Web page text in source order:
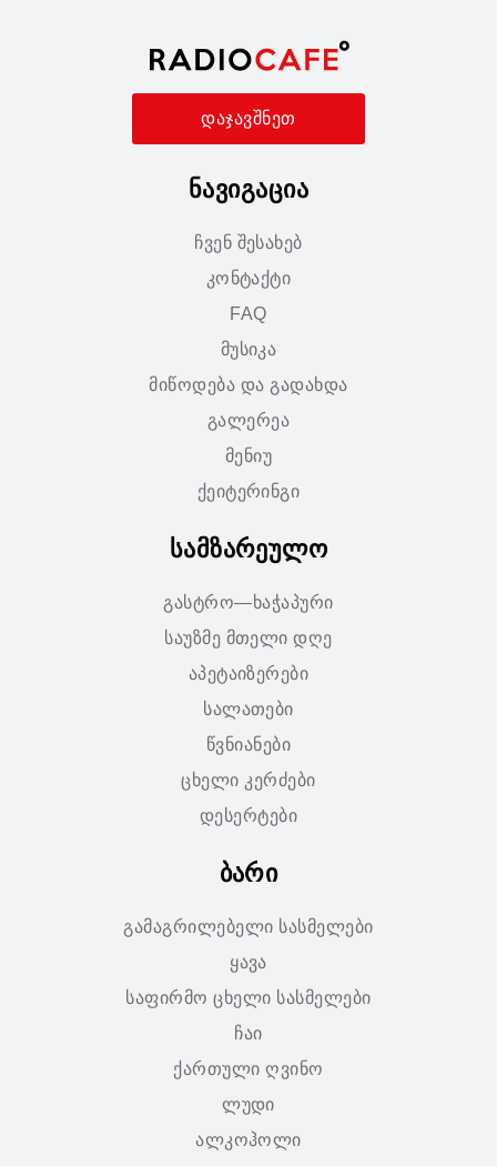
დაჯავშნეთ
ნავიგაცია
ჩვენ შესახებ
კონტაქტი
FAQ
მუსიკა
მიწოდება და გადახდა
გალერეა
მენიუ
ქეიტერინგი
სამზარეულო
გასტრო—ხაჭაპური
საუზმე მთელი დღე
აპეტაიზერები
სალათები
წვნიანები
ცხელი კერძები
დესერტები
ბარი
გამაგრილებელი სასმელები
ყავა
საფირმო ცხელი სასმელები
ჩაი
ქართული ღვინო
ლუდი
ალკოჰოლი